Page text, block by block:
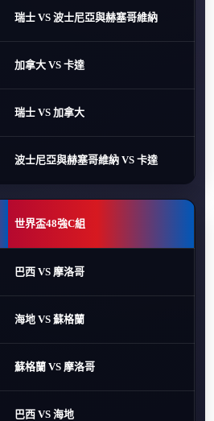
瑞士 VS 波士尼亞與赫塞哥維納
加拿大 VS 卡達
瑞士 VS 加拿大
波士尼亞與赫塞哥維納 VS 卡達
世界盃48強C組
巴西 VS 摩洛哥
海地 VS 蘇格蘭
蘇格蘭 VS 摩洛哥
巴西 VS 海地